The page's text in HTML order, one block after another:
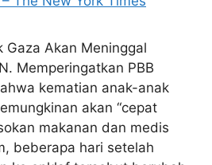
Gaza Akan Meninggal
Memperingatkan PBB
kematian anak-anak
akan “cepat
makanan dan medis
beberapa hari setelah